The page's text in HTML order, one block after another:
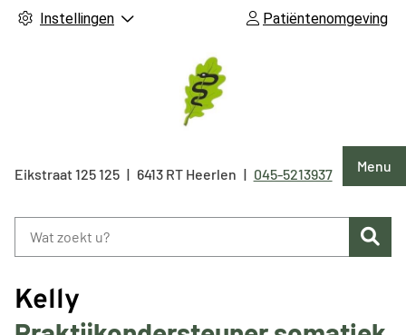
Instellingen Patiëntenomgeving
Menu
Eikstraat 125125 6413 RT Heerlen Tel:
045-5213937
Kelly